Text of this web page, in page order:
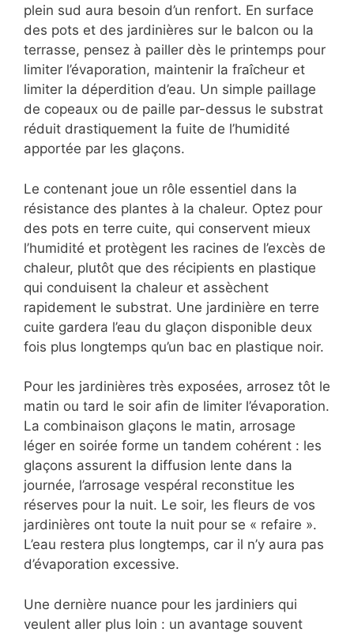
plein sud aura besoin d’un renfort. En surface
des pots et des jardinières sur le balcon ou la
terrasse, pensez à pailler dès le printemps pour
limiter l’évaporation, maintenir la fraîcheur et
limiter la déperdition d’eau. Un simple paillage
de copeaux ou de paille par-dessus le substrat
réduit drastiquement la fuite de l’humidité
apportée par les glaçons.
Le contenant joue un rôle essentiel dans la
résistance des plantes à la chaleur. Optez pour
des pots en terre cuite, qui conservent mieux
l’humidité et protègent les racines de l’excès de
chaleur, plutôt que des récipients en plastique
qui conduisent la chaleur et assèchent
rapidement le substrat. Une jardinière en terre
cuite gardera l’eau du glaçon disponible deux
fois plus longtemps qu’un bac en plastique noir.
Pour les jardinières très exposées, arrosez tôt le
matin ou tard le soir afin de limiter l’évaporation.
La combinaison glaçons le matin, arrosage
léger en soirée forme un tandem cohérent : les
glaçons assurent la diffusion lente dans la
journée, l’arrosage vespéral reconstitue les
réserves pour la nuit. Le soir, les fleurs de vos
jardinières ont toute la nuit pour se « refaire ».
L’eau restera plus longtemps, car il n’y aura pas
d’évaporation excessive.
Une dernière nuance pour les jardiniers qui
veulent aller plus loin : un avantage souvent